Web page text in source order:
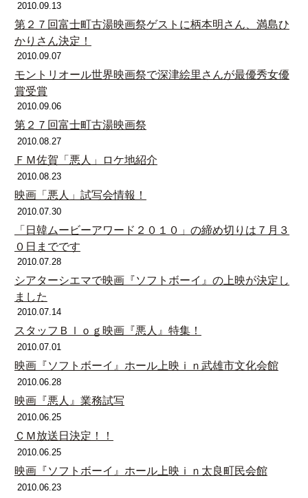
2010.09.13
第２７回富士町古湯映画祭ゲストに柄本明さん、満島ひ
かりさん決定！
2010.09.07
モントリオール世界映画祭で深津絵里さんが最優秀女優
賞受賞
2010.09.06
第２７回富士町古湯映画祭
2010.08.27
ＦＭ佐賀「悪人」ロケ地紹介
2010.08.23
映画「悪人」試写会情報！
2010.07.30
「日韓ムービーアワード２０１０」の締め切りは７月３
０日までです
2010.07.28
シアターシエマで映画『ソフトボーイ』の上映が決定し
ました
2010.07.14
スタッフＢｌｏｇ映画『悪人』特集！
2010.07.01
映画『ソフトボーイ』ホール上映ｉｎ武雄市文化会館
2010.06.28
映画『悪人』業務試写
2010.06.25
ＣＭ放送日決定！！
2010.06.25
映画『ソフトボーイ』ホール上映ｉｎ太良町民会館
2010.06.23